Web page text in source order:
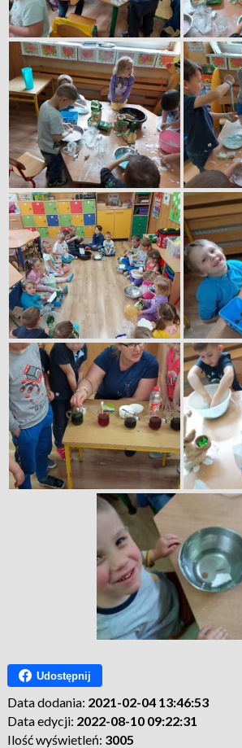
Udostępnij
Data dodania: 2021-02-04 13:46:53
Data edycji: 2022-08-10 09:22:31
Ilość wyświetleń: 3005